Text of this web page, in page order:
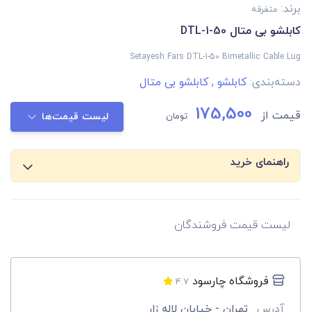
برند: متفرقه
کابلشو بی متال DTL-1-50
Setayesh Fars DTL-1-50 Bimetallic Cable Lug
دسته‌بندی:کابلشو ,کابلشو بی متال
قیمت از 175,500 تومان لیست قیمت‌ها
راهنمای خرید
لیست قیمت فروشندگان
فروشگاه چارسود 4.7